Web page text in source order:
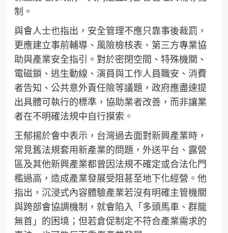
制。
與會人士也指出，安全管理不應只靠事後裁罰，
更應建立事前輔導、風險檢核表、第三方專業協
助與產業安全指引。對於密閉空間、特殊機關、
電磁鎖、逃生動線、演員與工作人員職安、消費
者告知、公共意外責任險等議題，政府應盡速提
出具體可執行的標準，協助業者改善，而非讓業
者在不明確法規中自行摸索。
王郁揚於會中表示，台灣過去面對新興產業時，
常見舊法規套用新產業的問題，外送平台、露營
區及其他新興產業都曾因法規不確定或合法化門
檻過高，造成產業發展受阻甚至地下化經營。他
指出，沉浸式內容體驗產業若沒有明確主管機關
與跨部會協調機制，就會陷入「多頭馬車、群龍
無首」的困境；但若倉促制定不符合產業需求的